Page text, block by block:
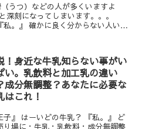
うつ）などの人が多くいますよ
刻になってしまいます。。。
！身近な牛乳知らない事がい
い。乳飲料と加工乳の違い
成分無調整？あなたに必要な
はこれ！